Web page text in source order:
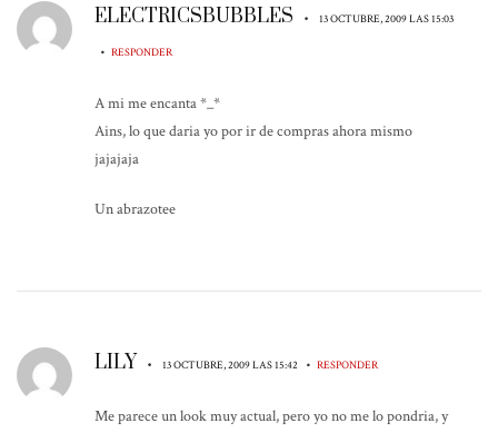
ELECTRICSBUBBLES • 13 OCTUBRE, 2009 LAS 15:03
• RESPONDER
A mi me encanta *_*
Ains, lo que daria yo por ir de compras ahora mismo
jajajaja
Un abrazotee
LILY • 13 OCTUBRE, 2009 LAS 15:42 • RESPONDER
Me parece un look muy actual, pero yo no me lo pondria, y